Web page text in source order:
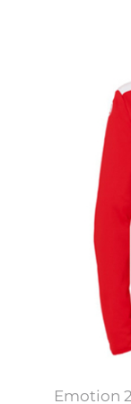
Emotion